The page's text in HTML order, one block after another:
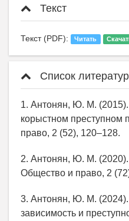
Текст
Текст (PDF): Читать
Список
1. Антонян, Ю. М. (2015).
корыстном преступном
право, 2 (52), 120–128.
2. Антонян, Ю. М.
Общество и право, 2
3. Антонян, Ю. М. (2024).
зависимость и